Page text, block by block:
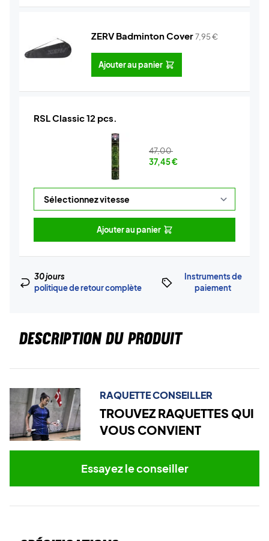
ZERV Badminton Cover7,95€
Ajouter au panier
RSL Classic 12 pcs.
47,00
37,45€
Ajouter au panier
30 jours
politique de retour complète
Instruments de
paiement
DESCRIPTION DU PRODUIT
RAQUETTE CONSEILLER
TROUVEZ RAQUETTES QUI
VOUS CONVIENT
Essayez le conseiller